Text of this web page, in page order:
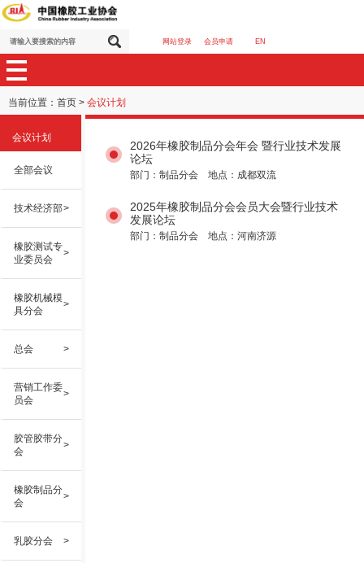
网站登录 会员申请 EN
当前位置： 首页 > 会议计划
会议计划
全部会议
技术经济部>
橡胶测试专
业委员会
>
橡胶机械模
具分会
>
总会 >
营销工作委
员会
>
胶管胶带分
会
>
橡胶制品分
会
>
乳胶分会 >
2026年橡胶制品分会年会 暨行业技术发展
论坛
部门：制品分会 地点：成都双流
2025年橡胶制品分会会员大会暨行业技术
发展论坛
部门：制品分会 地点：河南济源